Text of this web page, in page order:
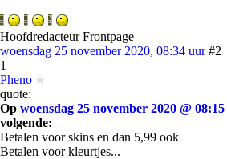
Hoofdredacteur Frontpage
woensdag 25 november 2020, 08:34 uur #2
1
Pheno
quote:
Op woensdag 25 november 2020 @ 08:15
volgende:
Betalen voor skins en dan 5,99 ook
Betalen voor kleurtjes...